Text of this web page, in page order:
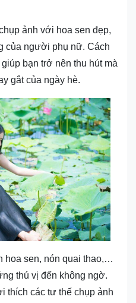
ảnh với hoa sen đẹp,
của người phụ nữ. Cách
bạn trở nên thu hút mà
gắt của ngày hè.
hoa sen, nón quai thao,…
thú vị đến không ngờ.
thích các tư thế chụp ảnh